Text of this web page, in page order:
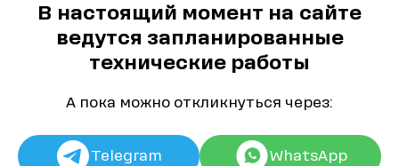
В настоящий момент на сайте
ведутся запланированные
технические работы
А пока можно откликнуться через:
Telegram WhatsApp